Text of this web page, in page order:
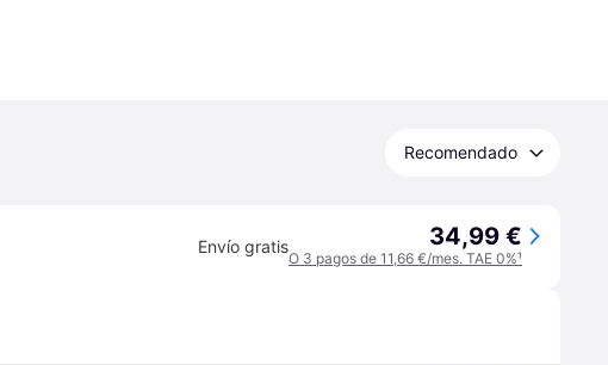
Recomendado
Envío gratis 34,99 €
O 3 pagos de 11,66 €/mes. TAE 0%¹